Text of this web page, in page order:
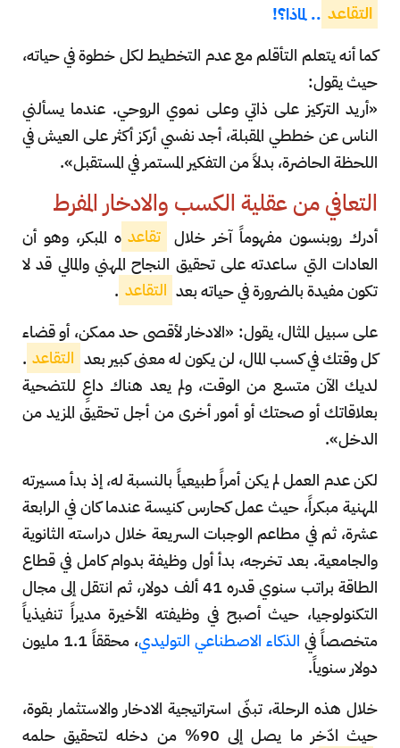
التقاعد .. لماذا؟!
كما أنه يتعلم التأقلم مع عدم التخطيط لكل خطوة في حياته،
حيث يقول:
«أريد التركيز على ذاتي وعلى نموي الروحي. عندما يسألني
الناس عن خططي المقبلة، أجد نفسي أركز أكثر على العيش في
اللحظة الحاضرة، بدلاً من التفكير المستمر في المستقبل».
التعافي من عقلية الكسب والادخار المفرط
أدرك روبنسون مفهوماً آخر خلال تقاعد ه المبكر، وهو أن
العادات التي ساعدته على تحقيق النجاح المهني والمالي قد لا
تكون مفيدة بالضرورة في حياته بعد التقاعد .
على سبيل المثال، يقول: «الادخار لأقصى حد ممكن، أو قضاء
كل وقتك في كسب المال، لن يكون له معنى كبير بعد التقاعد .
لديك الآن متسع من الوقت، ولم يعد هناك داعٍ للتضحية
بعلاقاتك أو صحتك أو أمور أخرى من أجل تحقيق المزيد من
الدخل».
لكن عدم العمل لم يكن أمراً طبيعياً بالنسبة له، إذ بدأ مسيرته
المهنية مبكراً، حيث عمل كحارس كنيسة عندما كان في الرابعة
عشرة، ثم في مطاعم الوجبات السريعة خلال دراسته الثانوية
والجامعية. بعد تخرجه، بدأ أول وظيفة بدوام كامل في قطاع
الطاقة براتب سنوي قدره 41 ألف دولار، ثم انتقل إلى مجال
التكنولوجيا، حيث أصبح في وظيفته الأخيرة مديراً تنفيذياً
متخصصاً في الذكاء الاصطناعي التوليدي
، محققاً 1.1 مليون
دولار سنوياً.
خلال هذه الرحلة، تبنّى استراتيجية الادخار والاستثمار بقوة،
حيث ادّخر ما يصل إلى 90% من دخله لتحقيق حلمه